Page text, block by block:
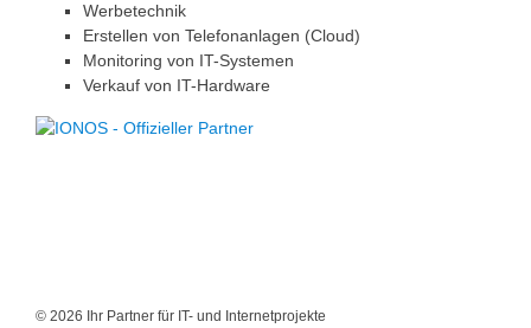
Werbetechnik
Erstellen von Telefonanlagen (Cloud)
Monitoring von IT-Systemen
Verkauf von IT-Hardware
© 2026 Ihr Partner für IT- und Internetprojekte